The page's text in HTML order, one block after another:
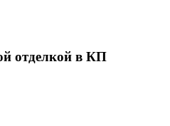
отделкой в КП